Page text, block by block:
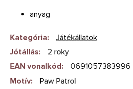
anyag
Kategória:
Játékállatok
Jótállás:
2 roky
EAN vonalkód:
0691057383996
Motív: Paw Patrol